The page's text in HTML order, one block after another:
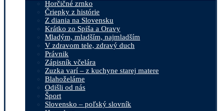
Horčičné zrnko
Čriepky z histórie
Z diania na Slovensku
Krátko zo Spiša a Oravy
Mladým, mladším, najmladším
V zdravom tele, zdravý duch
Právnik
Zápisník včelára
Zuzka varí – z kuchyne starej matere
Blahoželáme
Odišli od nás
Šport
Slovensko – poľský slovník